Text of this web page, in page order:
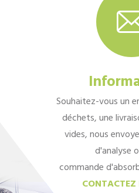
Souhaitez-vous un
déchets, une
vides, nous
d'analyse
commande
CONTACTEZ